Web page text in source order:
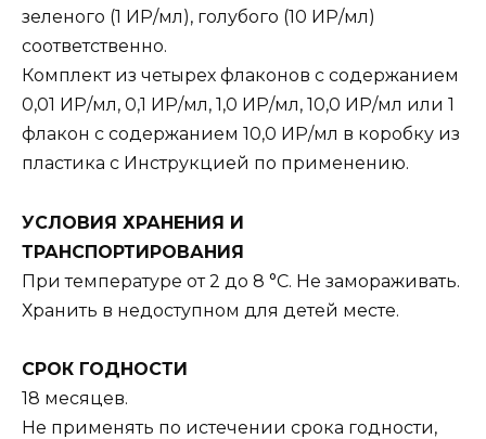
зеленого (1 ИР/мл), голубого (10 ИР/мл)
соответственно.
Комплект из четырех флаконов с содержанием
0,01 ИР/мл, 0,1 ИР/мл, 1,0 ИР/мл, 10,0 ИР/мл или 1
флакон с содержанием 10,0 ИР/мл в коробку из
пластика с Инструкцией по применению.
УСЛОВИЯ ХРАНЕНИЯ И
ТРАНСПОРТИРОВАНИЯ
При температуре от 2 до 8 °С. Не замораживать.
Хранить в недоступном для детей месте.
СРОК ГОДНОСТИ
18 месяцев.
Не применять по истечении срока годности,